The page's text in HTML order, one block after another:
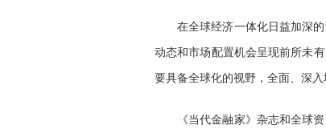
在全球经济一体化日益加深
动态和市场配置机会呈现前所未
要具备全球化的视野，全面、深
《当代金融家》杂志和全球